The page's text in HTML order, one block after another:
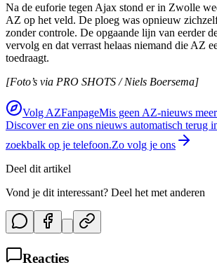
Na de euforie tegen Ajax stond er in Zwolle
AZ op het veld. De ploeg was opnieuw
zonder controle. De opgaande lijn van eerder
vervolg en dat verrast helaas niemand die AZ
toedraagt.
[Foto’s via PRO SHOTS / Niels Boersema]
Volg AZFanpageMis geen AZ-nieuws meer
Discover en zie ons nieuws automatisch terug
zoekbalk op je telefoon.Zo volg je ons
Deel dit artikel
Vond je dit interessant? Deel het met anderen
Reacties